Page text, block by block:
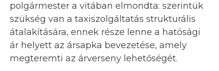
polgármester a vitában elmondta: szerintük
szükség van a taxiszolgáltatás strukturális
átalakítására, ennek része lenne a hatósági
ár helyett az ársapka bevezetése, amely
megteremti az árverseny lehetőségét.